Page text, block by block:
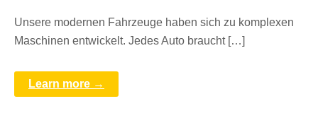
Unsere modernen Fahrzeuge haben sich zu komplexen
Maschinen entwickelt. Jedes Auto braucht […]
Learn more →